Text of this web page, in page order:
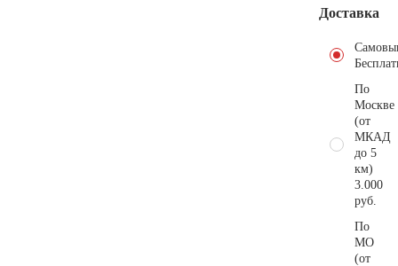
Доставка
По
Москве
(от
МКАД
до 5
км)
3.000
руб.
По
МО
(от